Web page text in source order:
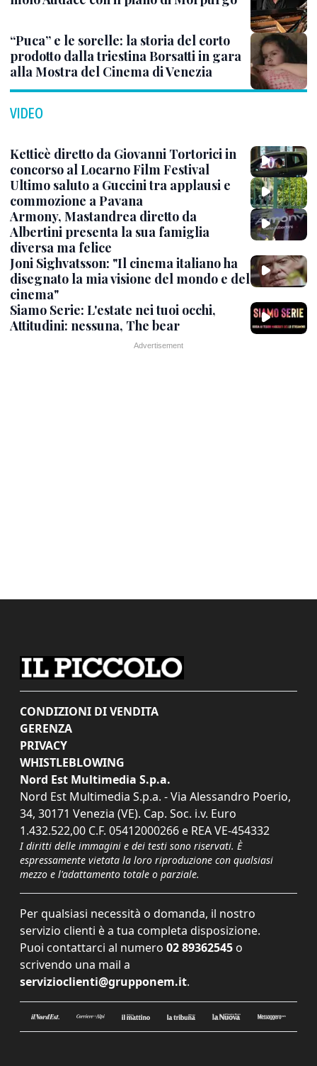
“Puca” e le sorelle: la storia del corto
prodotto dalla triestina Borsatti in gara
alla Mostra del Cinema di Venezia
VIDEO
Ketticè diretto da Giovanni Tortorici in
concorso al Locarno Film Festival
Ultimo saluto a Guccini tra applausi e
commozione a Pavana
Armony, Mastandrea diretto da
Albertini presenta la sua famiglia
diversa ma felice
Joni Sighvatsson: "Il cinema italiano ha
disegnato la mia visione del mondo e del
cinema"
Siamo Serie: L'estate nei tuoi occhi,
Attitudini: nessuna, The bear
CONDIZIONI DI VENDITA
GERENZA
PRIVACY
WHISTLEBLOWING
Nord Est Multimedia S.p.a.
Nord Est Multimedia S.p.a. - Via Alessandro Poerio,
34, 30171 Venezia (VE). Cap. Soc. i.v. Euro
1.432.522,00 C.F. 05412000266 e REA VE-454332
I diritti delle immagini e dei testi sono riservati. È
espressamente vietata la loro riproduzione con qualsiasi
mezzo e l'adattamento totale o parziale.
Per qualsiasi necessità o domanda, il nostro
servizio clienti è a tua completa disposizione.
Puoi contattarci al numero 02 89362545 o
scrivendo una mail a
servizioclienti@grupponem.it.